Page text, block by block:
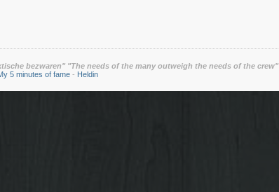
bezwaren" "The needs of the many outweigh the needs of the crew"
5 minutes of fame - Heldin